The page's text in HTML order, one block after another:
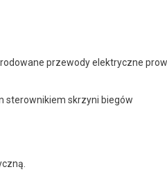
przewody elektryczne
sterownikiem skrzyni biegów